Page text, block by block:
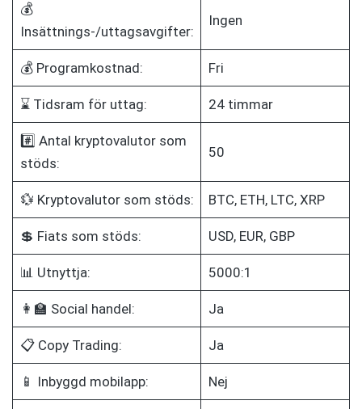
💰
Insättnings-/uttagsavgifter:
Ingen
💰 Programkostnad: Fri
⌛ Tidsram för uttag: 24 timmar
#️⃣ Antal kryptovalutor som
stöds:
50
💱 Kryptovalutor som stöds: BTC, ETH, LTC, XRP
💲 Fiats som stöds: USD, EUR, GBP
📊 Utnyttja: 5000:1
👩‍🏫 Social handel: Ja
📋 Copy Trading: Ja
📱 Inbyggd mobilapp: Nej